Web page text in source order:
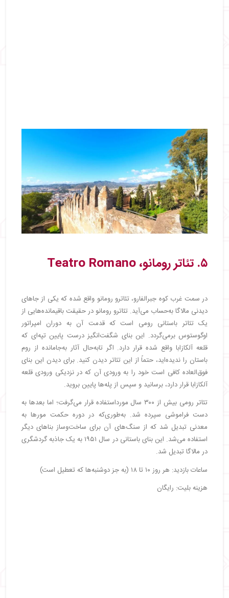
۵. تئاتر رومانو، Teatro Romano
در سمت غرب کوه جبرالفارو، تئاترو رومانو واقع شده که یکی از جاهای
دیدنی مالاگا به‌حساب می‌آید. تئاترو رومانو در حقیقت باقیمانده‌هایی از
یک تئاتر باستانی رومی است که قدمت آن به دوران امپراتور
اوگوستوس برمی‌گردد. این بنای شگفت‌انگیز درست پایین تپه‌ای که
قلعه آلکازابا واقع شده قرار دارد. اگر تابه‌حال آثار به‌جامانده از روم
باستان را ندیده‌اید، حتماً از این تئاتر دیدن کنید. برای دیدن این بنای
فوق‌العاده کافی است خود را به ورودی آن که در نزدیکی ورودی قلعه
آلکازابا قرار دارد، برسانید و سپس از پله‌ها پایین بروید.
تئاتر رومی بیش از ۳۰۰ سال مورداستفاده قرار می‌گرفت؛ اما بعدها به
دست فراموشی سپرده شد. به‌طوری‌که در دوره حکمت مورها به
معدنی تبدیل شد که از سنگ‌های آن برای ساخت‌وساز بناهای دیگر
استفاده می‌شد. این بنای باستانی در سال ۱۹۵۱ به یک جاذبه گردشگری
در مالاگا تبدیل شد.
ساعات بازدید: هر روز ۱۰ تا ۱۸ (به جز دوشنبه‌ها که تعطیل است)
هزینه بلیت: رایگان